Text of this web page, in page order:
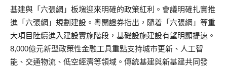
基建與「六張網」板塊迎來明確的政策紅利。會議明確扎實推
進「六張網」規劃建設。粵開證券指出，隨着「六張網」等重
大項目陸續進入建設實施階段，基礎設施建設有望明顯提速。
8,000億元新型政策性金融工具重點支持城市更新、人工智
能、交通物流、低空經濟等領域。傳統基建與新基建共同發